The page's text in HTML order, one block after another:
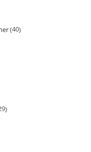
40